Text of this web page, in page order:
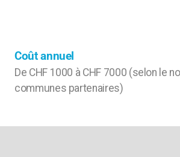
Coût annuel
De CHF 1000 à CHF 7000 (selon le
communes partenaires)